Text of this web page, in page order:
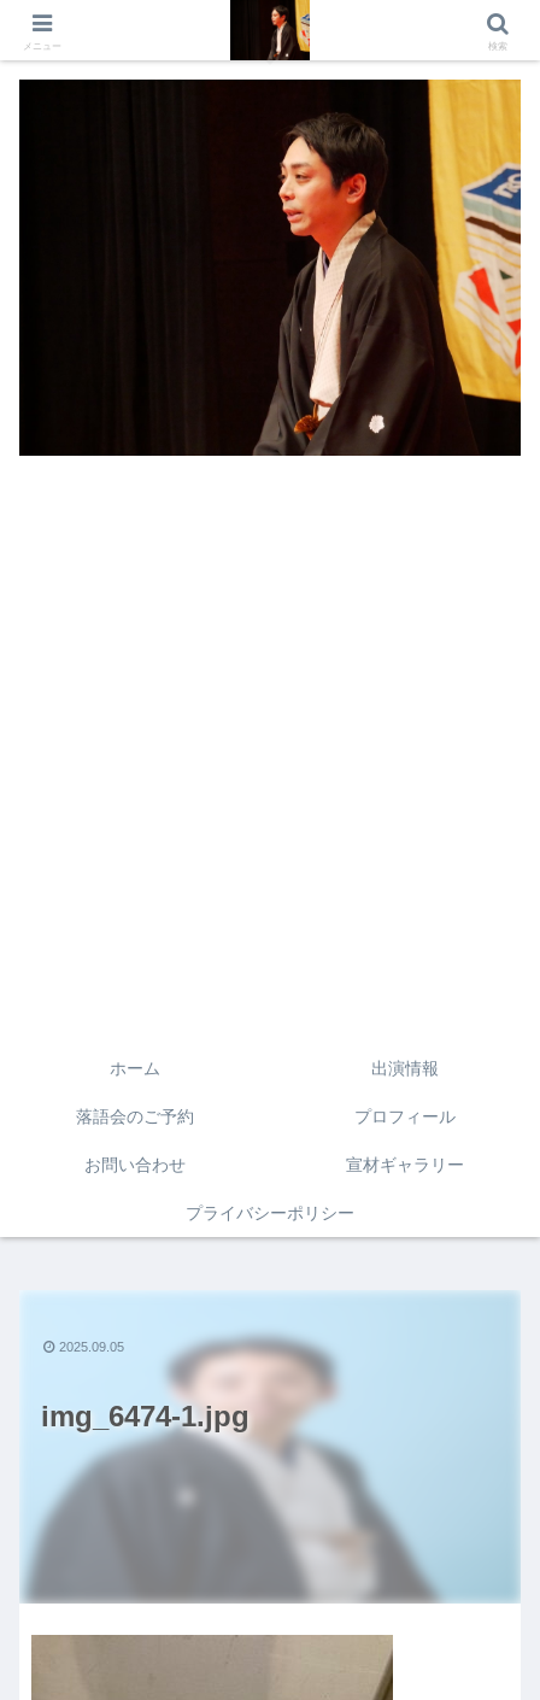
出演情報 出演依頼 日記 プロフィール
ホーム 出演情報
落語会のご予約 プロフィール
お問い合わせ 宣材ギャラリー
プライバシーポリシー
img_6474-1.jpg
2025.09.05
メニュー 検索